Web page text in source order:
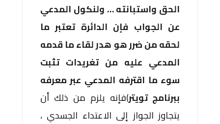
الحق واستبانته … ولنكول المدعي
عن الجواب فإن الدائرة تعتبر ما
لحقه من ضرر هو هدر لقاء ما قدمه
المدعي عليه من تغريدات تثبت
سوء ما اقترفه المدعي عبر معرفه
ببرنامج تويتر)فإنه يلزم من ذلك أن
يتجاوز الجواز إلى الاعتداء الجسدي ،